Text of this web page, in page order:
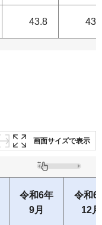
43.8
画面サイズで表示
令和6年
9月
令和6
12月